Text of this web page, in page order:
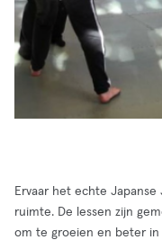
Ervaar het echte
ruimte. De lessen zijn
om te groeien en beter